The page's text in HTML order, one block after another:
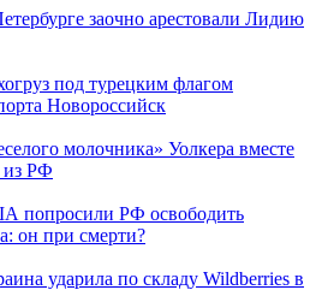
заочно арестовали Лидию
под турецким флагом
Новороссийск
молочника» Уолкера вместе
из РФ
попросили РФ освободить
он при смерти?
ударила по складу Wildberries в